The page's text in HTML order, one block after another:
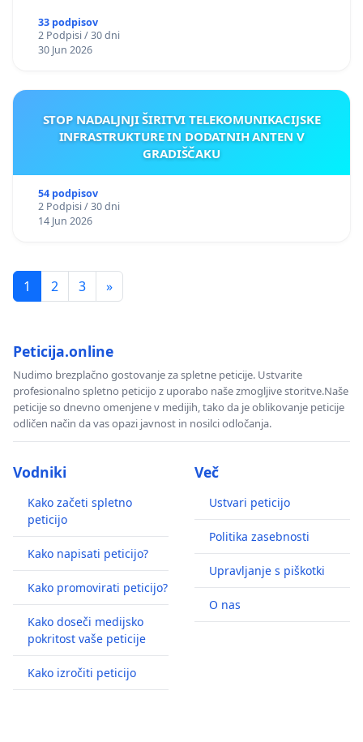
33 podpisov
2 Podpisi / 30 dni
30 Jun 2026
STOP NADALJNJI ŠIRITVI TELEKOMUNIKACIJSKE
INFRASTRUKTURE IN DODATNIH ANTEN V
GRADIŠČAKU
54 podpisov
2 Podpisi / 30 dni
14 Jun 2026
1 2 3 »
Peticija.online
Nudimo brezplačno gostovanje za spletne peticije. Ustvarite
profesionalno spletno peticijo z uporabo naše zmogljive storitve.Naše
peticije so dnevno omenjene v medijih, tako da je oblikovanje peticije
odličen način da vas opazi javnost in nosilci odločanja.
Vodniki
Kako začeti spletno
peticijo
Kako napisati peticijo?
Kako promovirati peticijo?
Kako doseči medijsko
pokritost vaše peticije
Kako izročiti peticijo
Več
Ustvari peticijo
Politika zasebnosti
Upravljanje s piškotki
O nas